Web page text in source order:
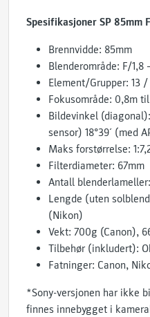
Spesifikasjoner SP 85mm
Brennvidde: 85mm
Blenderområde: F/1,8
Element/Grupper: 13
Fokusområde: 0,8m
Bildevinkel
sensor) 18°39´ (med
Maks forstørrelse:
Filterdiameter: 67mm
Antall
Lengde (uten
(Nikon)
Vekt: 700g (Canon),
Tilbehør (inkludert):
Fatninger: Canon,
*Sony-versjonen har ikke
finnes innebygget i